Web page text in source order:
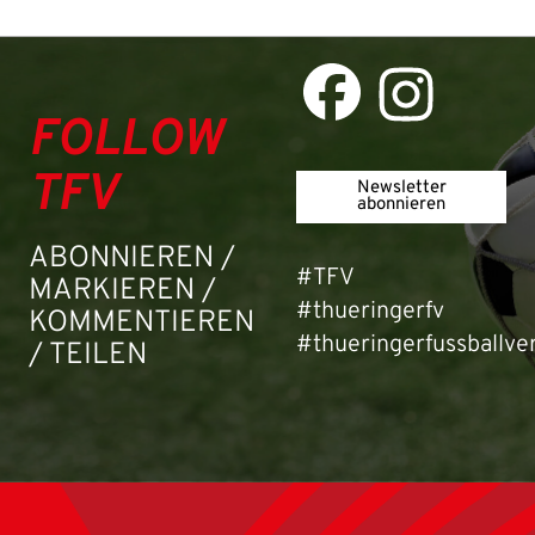
FOLLOW
TFV
ABONNIEREN /
MARKIEREN /
KOMMENTIEREN
/ TEILEN
Newsletter
abonnieren
#TFV
#thueringerfv